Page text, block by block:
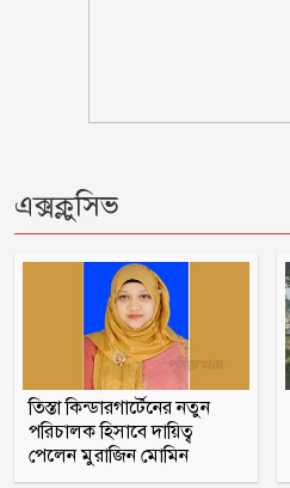
এক্সক্লুসিভ
তিস্তা কিন্ডারগার্টেনের নতুন
পরিচালক হিসাবে দায়িত্ব
পেলেন মুরাজিন মোমিন